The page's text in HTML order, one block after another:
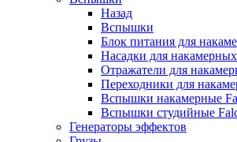
Назад
Вспышки
Блок питания для
Насадки для
Отражатели для
Переходники для
Вспышки накамерные
Вспышки студийные
Генераторы эффектов